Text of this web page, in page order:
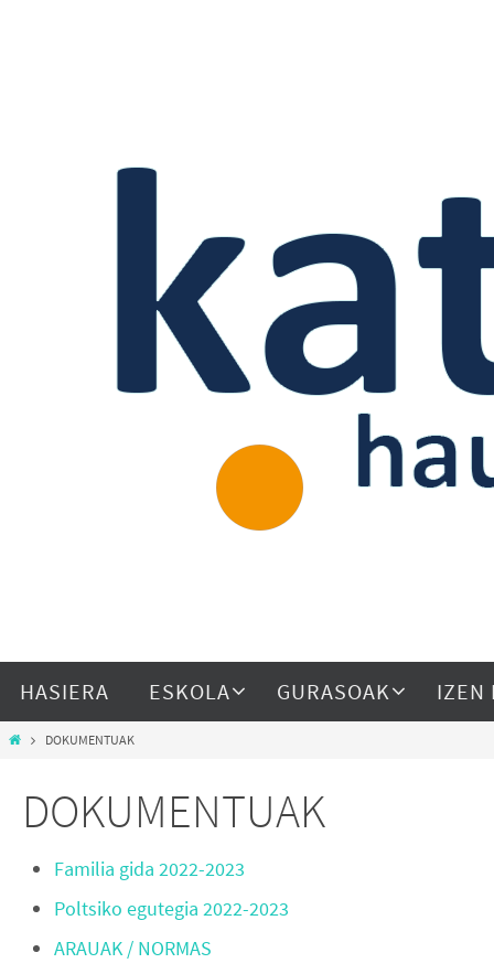
HASIERA ESKOLA GURASOAK IZEN
DOKUMENTUAK
DOKUMENTUAK
Familia gida 2022-2023
Poltsiko egutegia 2022-2023
ARAUAK / NORMAS